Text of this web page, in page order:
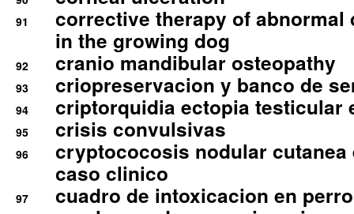
91
corrective therapy of abnormal
in the growing dog
92 cranio mandibular osteopathy
93 criopreservacion y banco de
94 criptorquidia ectopia testicular
95 crisis convulsivas
96
cryptococosis nodular cutanea
caso clinico
97
cuadro de intoxicacion en